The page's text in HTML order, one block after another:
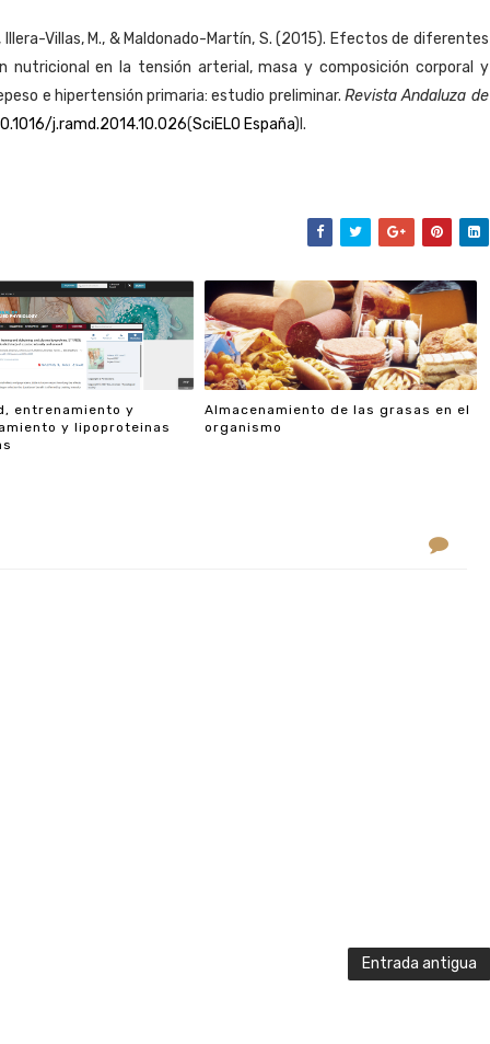
Villas, M., & Maldonado-Martín, S. (2015). Efectos de diferentes
nutricional en la tensión arterial, masa y composición corporal y
e hipertensión primaria: estudio preliminar.Revista Andaluza de
j.ramd.2014.10.026(SciELO España) l.
entrenamiento y
y lipoproteinas
Almacenamiento de las grasas en el
organismo
Entrada antigua